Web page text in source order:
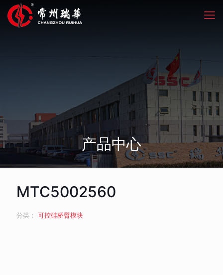
产品中心
MTC5002560
分类： 可控硅桥臂模块